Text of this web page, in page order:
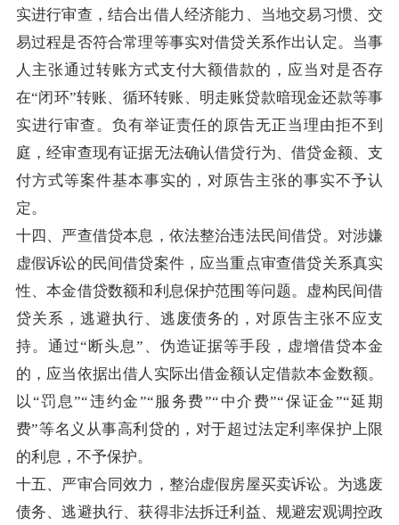
实进行审查，结合出借人经济能力、当地交易习惯、交
易过程是否符合常理等事实对借贷关系作出认定。当事
人主张通过转账方式支付大额借款的，应当对是否存
在“闭环”转账、循环转账、明走账贷款暗现金还款等事
实进行审查。负有举证责任的原告无正当理由拒不到
庭，经审查现有证据无法确认借贷行为、借贷金额、支
付方式等案件基本事实的，对原告主张的事实不予认
定。
十四、严查借贷本息，依法整治违法民间借贷。对涉嫌
虚假诉讼的民间借贷案件，应当重点审查借贷关系真实
性、本金借贷数额和利息保护范围等问题。虚构民间借
贷关系，逃避执行、逃废债务的，对原告主张不应支
持。通过“断头息”、伪造证据等手段，虚增借贷本金
的，应当依据出借人实际出借金额认定借款本金数额。
以“罚息”“违约金”“服务费”“中介费”“保证金”“延期
费”等名义从事高利贷的，对于超过法定利率保护上限
的利息，不予保护。
十五、严审合同效力，整治虚假房屋买卖诉讼。为逃废
债务、逃避执行、获得非法拆迁利益、规避宏观调控政